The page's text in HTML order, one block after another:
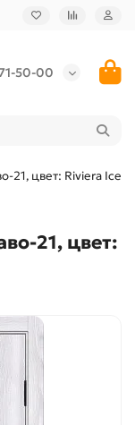
50-00
21, цвет: Riviera Ice
21, цвет: